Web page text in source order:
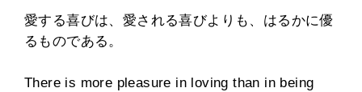
愛する喜びは、愛される喜びよりも、はるかに優
るものである。
There is more pleasure in loving than in being